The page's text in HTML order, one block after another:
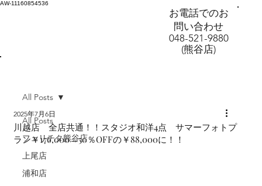
AW-11160854536
お電話でのお
問い合わせ
048-521-9880
(熊谷店)
All Posts
フェリチタ熊谷店
上尾店
浦和店
All Posts
川越店 全店共通！！スタジオ和洋4点 サマーフォトプ
ラン￥176,000→50％OFFの￥88,000に！！
2025年7月6日